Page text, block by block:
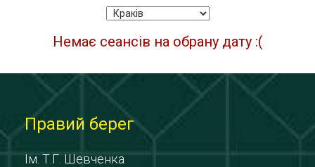
Немає сеансів на обрану дату :(
Правий берег
Ім. Т.Г. Шевченка